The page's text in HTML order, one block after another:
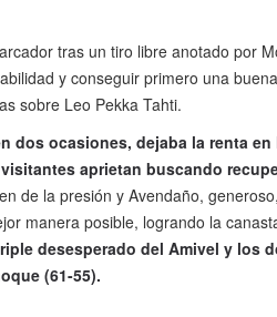
tras un tiro libre anotado por
y conseguir primero una
sobre Leo Pekka Tahti.
dos ocasiones, dejaba la renta en
aprietan buscando
de la presión y Avendaño,
manera posible, logrando la
desesperado del Amivel y los
(61-55).